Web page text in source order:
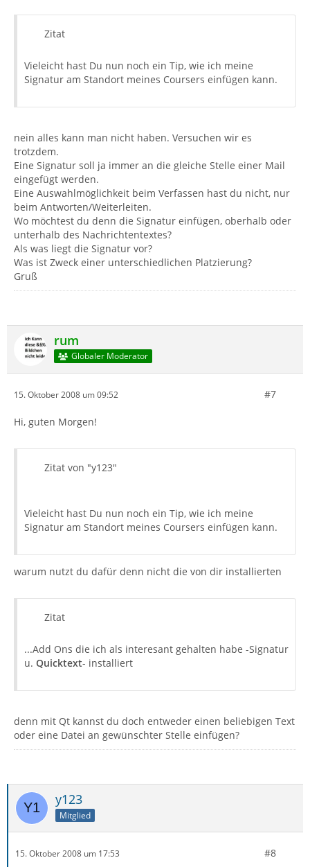
Zitat
Vieleicht hast Du nun noch ein Tip, wie ich meine
Signatur am Standort meines Coursers einfügen kann.
nein alles kann man nicht haben. Versuchen wir es
trotzdem.
Eine Signatur soll ja immer an die gleiche Stelle einer Mail
eingefügt werden.
Eine Auswahlmöglichkeit beim Verfassen hast du nicht, nur
beim Antworten/Weiterleiten.
Wo möchtest du denn die Signatur einfügen, oberhalb oder
unterhalb des Nachrichtentextes?
Als was liegt die Signatur vor?
Was ist Zweck einer unterschiedlichen Platzierung?
Gruß
rum
Globaler Moderator
15. Oktober 2008 um 09:52 #7
Hi, guten Morgen!
Zitat von "y123"
Vieleicht hast Du nun noch ein Tip, wie ich meine
Signatur am Standort meines Coursers einfügen kann.
warum nutzt du dafür denn nicht die von dir installierten
Zitat
...Add Ons die ich als interesant gehalten habe -Signatur
u. Quicktext- installiert
denn mit Qt kannst du doch entweder einen beliebigen Text
oder eine Datei an gewünschter Stelle einfügen?
y123
Mitglied
15. Oktober 2008 um 17:53 #8